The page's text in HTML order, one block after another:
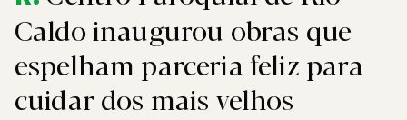
Caldo inaugurou obras que
espelham parceria feliz para
cuidar dos mais velhos